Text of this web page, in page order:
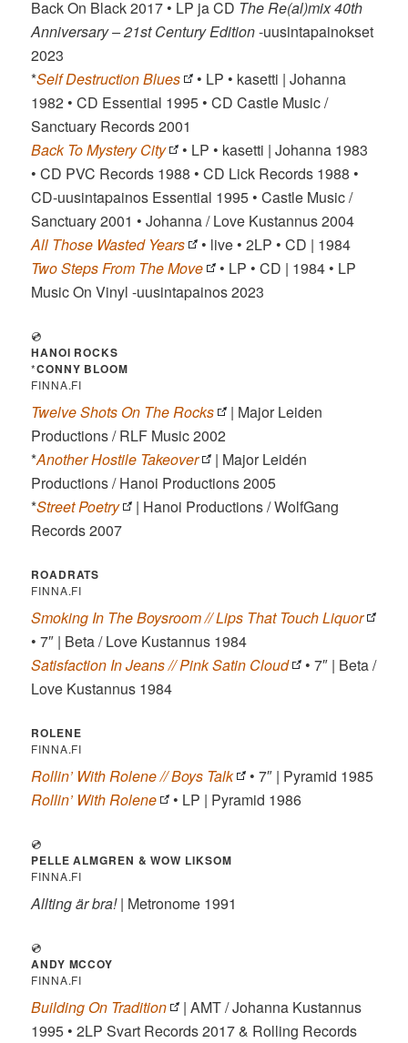
Back On Black 2017 • LP ja CD The Re(al)mix 40th
Anniversary – 21st Century Edition-uusintapainokset
2023
*Self Destruction Blues
• LP • kasetti | Johanna
1982 • CD Essential 1995 • CD Castle Music /
Sanctuary Records 2001
Back To Mystery City
• LP • kasetti | Johanna 1983
• CD PVC Records 1988 • CD Lick Records 1988 •
CD-uusintapainos Essential 1995 • Castle Music /
Sanctuary 2001 • Johanna / Love Kustannus 2004
All Those Wasted Years
• live • 2LP • CD | 1984
Two Steps From The Move
• LP • CD | 1984 • LP
Music On Vinyl -uusintapainos 2023
💿
HANOI ROCKS
*CONNY BLOOM
FINNA.FI
Twelve Shots On The Rocks
| Major Leiden
Productions / RLF Music 2002
*Another Hostile Takeover
| Major Leidén
Productions / Hanoi Productions 2005
*Street Poetry
| Hanoi Productions / WolfGang
Records 2007
ROADRATS
FINNA.FI
Smoking In The Boysroom // Lips That Touch Liquor
• 7″ | Beta / Love Kustannus 1984
Satisfaction In Jeans // Pink Satin Cloud
• 7″ | Beta /
Love Kustannus 1984
ROLENE
FINNA.FI
Rollin’ With Rolene // Boys Talk
• 7″ | Pyramid 1985
Rollin’ With Rolene
• LP | Pyramid 1986
💿
PELLE ALMGREN & WOW LIKSOM
FINNA.FI
Allting är bra!| Metronome 1991
💿
ANDY MCCOY
FINNA.FI
Building On Tradition
| AMT / Johanna Kustannus
1995 • 2LP Svart Records 2017 & Rolling Records